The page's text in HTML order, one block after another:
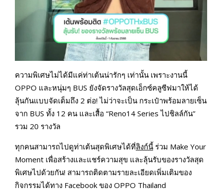
ความพิเศษไม่ได้มีแค่ท่าเต้นน่ารักๆ เท่านั้น เพราะงานนี้
OPPO และหนุ่มๆ BUS ยังจัดรางวัลสุดเอ็กซ์คลูซีฟมาให้ได้
ลุ้นกันแบบจัดเต็มถึง 2 ต่อ! ไม่ว่าจะเป็น กระเป๋าพร้อมลายเซ็น
จาก BUS ทั้ง 12 คน และเสื้อ “Reno14 Series ไปชิลล์กัน”
รวม 20 รางวัล
ทุกคนสามารถไปดูท่าเต้นสุดพิเศษได้ที่ลิงก์นี้ ร่วม Make Your
Moment เพื่อสร้างและแชร์ความสุข และลุ้นรับของรางวัลสุด
พิเศษไปด้วยกัน! สามารถติดตามรายละเอียดเพิ่มเติมของ
กิจกรรมได้ทาง Facebook ของ OPPO Thailand